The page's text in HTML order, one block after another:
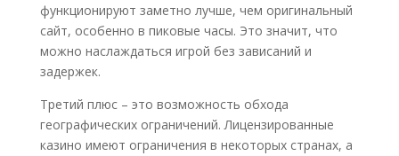
функционируют заметно лучше, чем оригинальный
сайт, особенно в пиковые часы. Это значит, что
можно наслаждаться игрой без зависаний и
задержек.
Третий плюс – это возможность обхода
географических ограничений. Лицензированные
казино имеют ограничения в некоторых странах, а